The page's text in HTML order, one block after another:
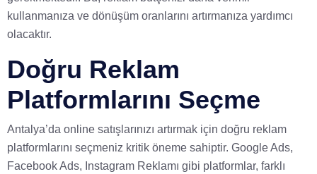
kullanmanıza ve dönüşüm oranlarını artırmanıza yardımcı
olacaktır.
Doğru Reklam
Platformlarını Seçme
Antalya’da online satışlarınızı artırmak için doğru reklam
platformlarını seçmeniz kritik öneme sahiptir. Google Ads,
Facebook Ads, Instagram Reklamı gibi platformlar, farklı